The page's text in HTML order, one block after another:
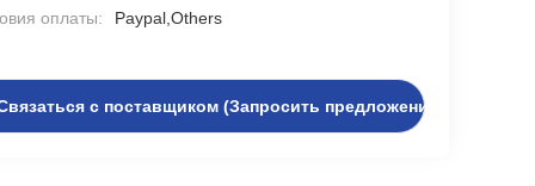
оплаты: Paypal,Others
с поставщиком (Запросить предложение)